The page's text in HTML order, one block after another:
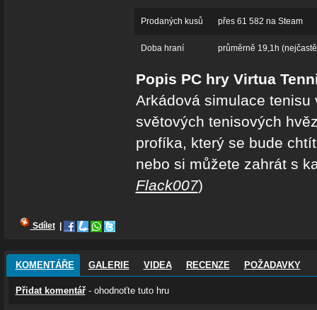
Prodaných kusů přes 61 582 na Steam
Doba hraní průměrně 19,1h
Popis PC hry Virtua
Arkádová simulace
světových tenisových
profíka, který se bude
nebo si můžete zahrát s
Flack007)
Sdílet
KOMENTÁŘE GALERIE VIDEA RECENZE POŽADAVKY
Přidat komentář- ohodnoťte tuto hru